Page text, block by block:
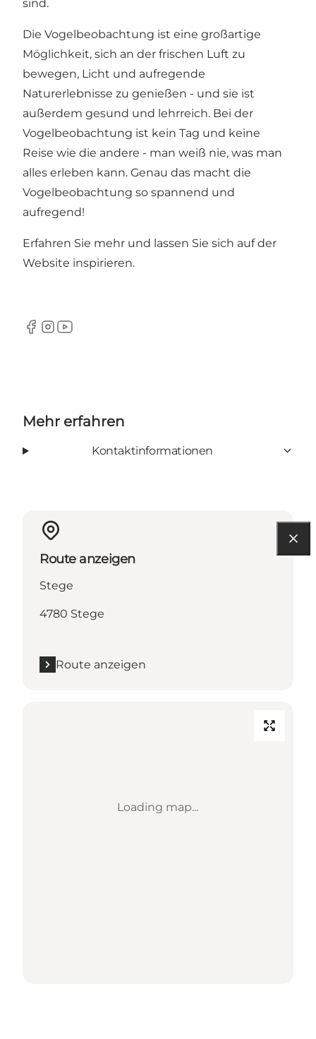
sind.
Die Vogelbeobachtung ist eine großartige
Möglichkeit, sich an der frischen Luft zu
bewegen, Licht und aufregende
Naturerlebnisse zu genießen - und sie ist
außerdem gesund und lehrreich. Bei der
Vogelbeobachtung ist kein Tag und keine
Reise wie die andere - man weiß nie, was man
alles erleben kann. Genau das macht die
Vogelbeobachtung so spannend und
aufregend!
Erfahren Sie mehr und lassen Sie sich auf der
Website inspirieren.
Facebook
Instagram
Youtube
Mehr erfahren
Kontaktinformationen
Route anzeigen
Stege
4780 Stege
Route anzeigen
Loading map...